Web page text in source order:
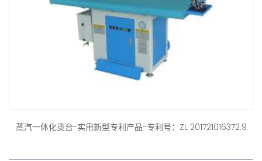
蒸汽一体化烫台-实用新型专利产品-专利号：ZL 201721016372.9